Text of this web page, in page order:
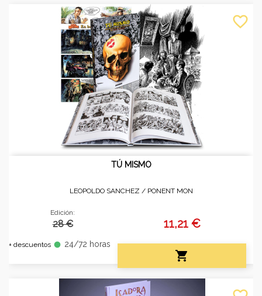
TÚ MISMO
LEOPOLDO SANCHEZ / PONENT MON
Edición:
28 €
+ descuentos fiber_manual_record 24/72 horas
11,21 €

favorite_border